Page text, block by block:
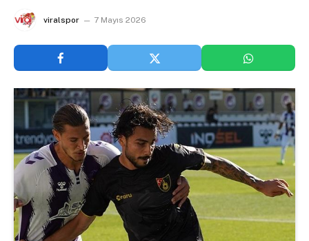
viralspor 7 Mayıs 2026